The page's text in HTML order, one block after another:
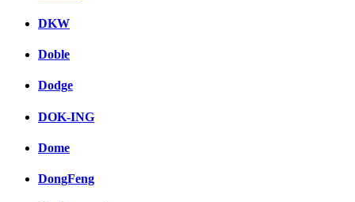
DKW
Doble
Dodge
DOK-ING
Dome
DongFeng